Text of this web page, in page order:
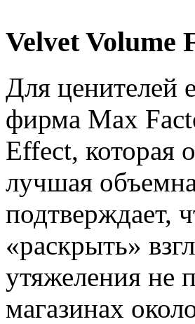
Velvet Volume
Для ценителей
фирма Max
Effect, которая
лучшая
подтверждает,
«раскрыть»
утяжеления не
магазинах